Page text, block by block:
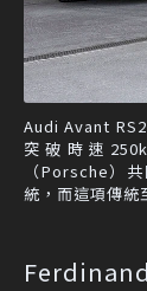
Audi Avant
突破時速
（Porsche）
統，而這項傳